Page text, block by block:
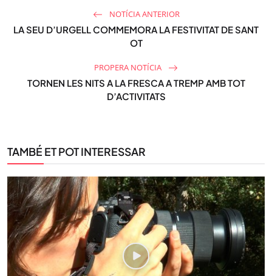
NOTÍCIA ANTERIOR
LA SEU D’URGELL COMMEMORA LA FESTIVITAT DE SANT
OT
PROPERA NOTÍCIA
TORNEN LES NITS A LA FRESCA A TREMP AMB TOT
D’ACTIVITATS
TAMBÉ ET POT INTERESSAR